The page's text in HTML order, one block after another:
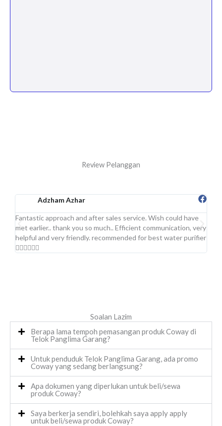
Review Pelanggan
Adzham Azhar
Fantastic approach and after sales service. Wish could have
met earlier.. thank you so much.. Efficient communication, very
helpful and very friendly. recommended for best water purifier
👍🏻👍🏻👍🏻
Soalan Lazim
Berapa lama tempoh pemasangan produk Coway di
Telok Panglima Garang?
Untuk penduduk Telok Panglima Garang, ada promo
Coway yang sedang berlangsung?
Apa dokumen yang diperlukan untuk beli/sewa
produk Coway?
Saya berkerja sendiri, bolehkah saya apply apply
untuk beli/sewa produk Coway?